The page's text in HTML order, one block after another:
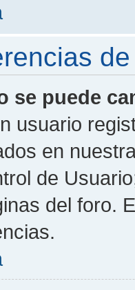
se puede
usuario
en
de
del foro.